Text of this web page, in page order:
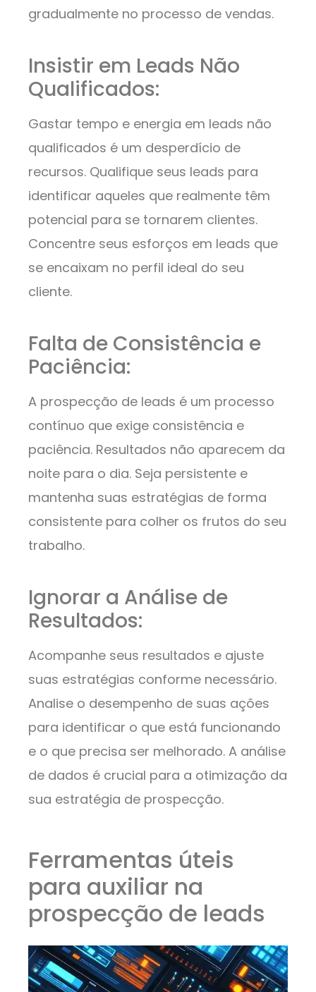
gradualmente no processo de vendas.
Insistir em Leads Não
Qualificados:
Gastar tempo e energia em leads não
qualificados é um desperdício de
recursos. Qualifique seus leads para
identificar aqueles que realmente têm
potencial para se tornarem clientes.
Concentre seus esforços em leads que
se encaixam no perfil ideal do seu
cliente.
Falta de Consistência e
Paciência:
A prospecção de leads é um processo
contínuo que exige consistência e
paciência. Resultados não aparecem da
noite para o dia. Seja persistente e
mantenha suas estratégias de forma
consistente para colher os frutos do seu
trabalho.
Ignorar a Análise de
Resultados:
Acompanhe seus resultados e ajuste
suas estratégias conforme necessário.
Analise o desempenho de suas ações
para identificar o que está funcionando
e o que precisa ser melhorado. A análise
de dados é crucial para a otimização da
sua estratégia de prospecção.
Ferramentas úteis
para auxiliar na
prospecção de leads